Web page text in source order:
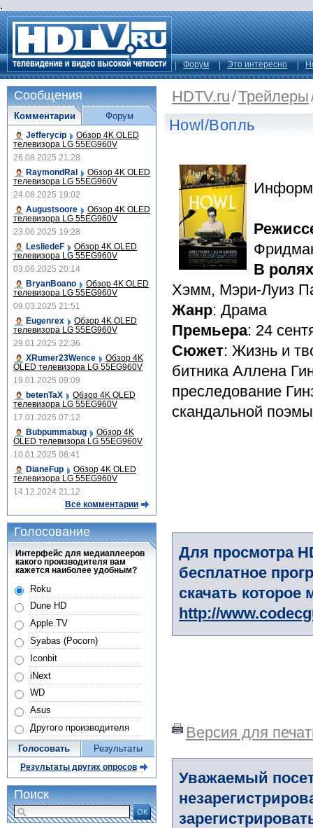
.
Форум Это интересно
HDTV.ru/Трейлеры
Howl/Вопль
В ролях
Хэмм, Мэри-Луиз
Жанр: Драма
Премьера: 24
Сюжет: Жизнь и
битника Аллена
преследование
скандальной
Для просмотра
бесплатное
скачать
http://
Версия для
Уважаемый
Сообщения
Комментарии
Jefferycip Обзор 4K OLED
телевизора LG 55EG960V
26.08.2025 21:28
RaymondRal
Обзор 4K OLED
телевизора LG 55EG960V
24.08.2025 19:02
Augustsoore
Обзор 4K OLED
телевизора LG 55EG960V
23.06.2025 19:28
LesliedeF
Обзор 4K OLED
телевизора LG 55EG960V
03.06.2025 20:14
BryanBoano
Обзор 4K OLED
телевизора LG 55EG960V
09.03.2025 21:51
Eugenrex
Обзор 4K OLED
телевизора LG 55EG960V
29.01.2025 22:36
XRumer23Wence
Обзор 4K
OLED телевизора LG 55EG960V
19.01.2025 09:09
betenTaX
Обзор 4K OLED
телевизора LG 55EG960V
17.01.2025 07:12
Bubpummabug
Обзор 4K
OLED телевизора LG 55EG960V
10.01.2025 08:41
DianeFup
Обзор 4K OLED
телевизора LG 55EG960V
14.12.2024 21:12
Все комментарии
Форум
Голосование
Интерфейс для медиаплееров
какого производителя вам
кажется наиболее удобным?
Roku
Dune HD
Apple TV
Syabas (Pocorn)
Iconbit
iNext
WD
Asus
Другого производителя
Голосовать Результаты
Результаты других опросов
Поиск
ОК